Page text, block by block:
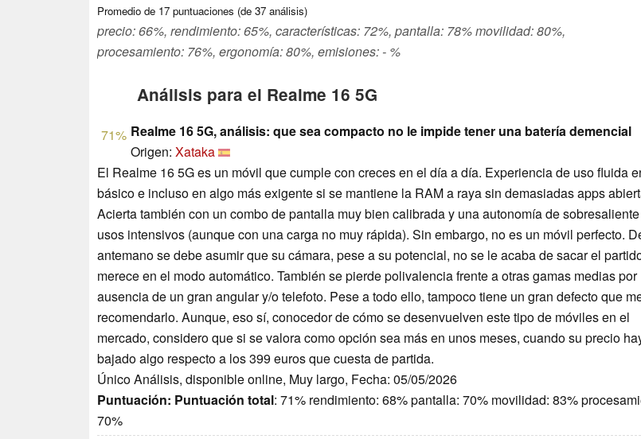
Promedio de 17 puntuaciones (de 37 análisis)
precio: 66%, rendimiento: 65%, características: 72%, pantalla: 78% movilidad: 80%,
procesamiento: 76%, ergonomía: 80%, emisiones: - %
Análisis para el Realme 16 5G
71% Realme 16 5G, análisis: que sea compacto no le impide tener una batería demencial
Origen: Xataka
El Realme 16 5G es un móvil que cumple con creces en el día a día. Experiencia de uso fluida
básico e incluso en algo más exigente si se mantiene la RAM a raya sin demasiadas apps
Acierta también con un combo de pantalla muy bien calibrada y una autonomía de
usos intensivos (aunque con una carga no muy rápida). Sin embargo, no es un móvil perfecto.
antemano se debe asumir que su cámara, pese a su potencial, no se le acaba de sacar el
merece en el modo automático. También se pierde polivalencia frente a otras gamas medias por
ausencia de un gran angular y/o telefoto. Pese a todo ello, tampoco tiene un gran defecto que
recomendarlo. Aunque, eso sí, conocedor de cómo se desenvuelven este tipo de móviles en el
mercado, considero que si se valora como opción sea más en unos meses, cuando su precio
bajado algo respecto a los 399 euros que cuesta de partida.
Único Análisis, disponible online, Muy largo, Fecha: 05/05/2026
Puntuación: Puntuación total: 71% rendimiento: 68% pantalla: 70% movilidad: 83%
70%